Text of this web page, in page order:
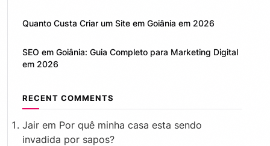
Quanto Custa Criar um Site em Goiânia em 2026
SEO em Goiânia: Guia Completo para Marketing Digital
em 2026
RECENT COMMENTS
Jair em Por quê minha casa esta sendo
invadida por sapos?